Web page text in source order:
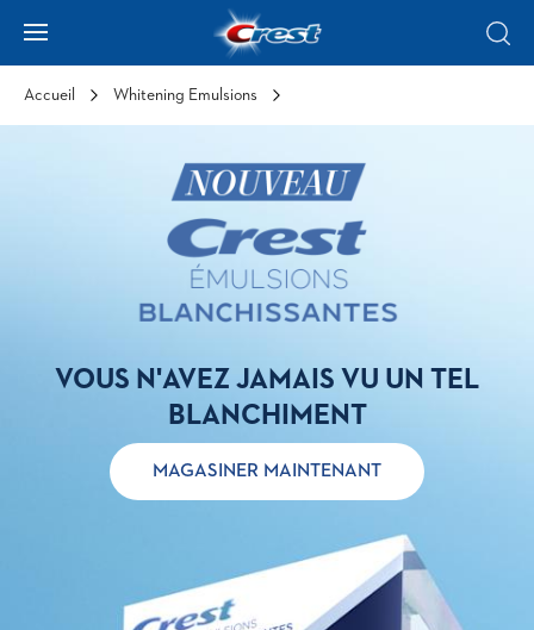
Hamburger
Accueil Whitening Emulsions
VOUS N'AVEZ JAMAIS VU UN TEL
BLANCHIMENT
MAGASINER MAINTENANT